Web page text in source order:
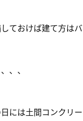
ておけば建て方は
、、
には土間コンクリ